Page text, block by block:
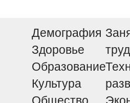
Демография
Здоровье
Образование
Культура
Общество
труд